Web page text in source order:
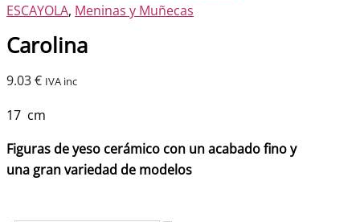
ESCAYOLA, Meninas y Muñecas
Carolina
9.03€ IVA inc
17 cm
Figuras de yeso cerámico con un acabado fino y
una gran variedad de modelos